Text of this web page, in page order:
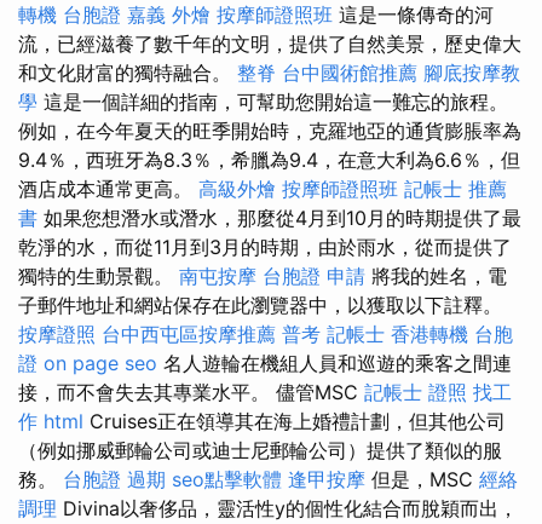
轉機 台胞證 嘉義 外燴 按摩師證照班 這是一條傳奇的河
流，已經滋養了數千年的文明，提供了自然美景，歷史偉大
和文化財富的獨特融合。 整脊 台中國術館推薦 腳底按摩教
學 這是一個詳細的指南，可幫助您開始這一難忘的旅程。
例如，在今年夏天的旺季開始時，克羅地亞的通貨膨脹率為
9.4％，西班牙為8.3％，希臘為9.4，在意大利為6.6％，但
酒店成本通常更高。 高級外燴 按摩師證照班 記帳士 推薦
書 如果您想潛水或潛水，那麼從4月到10月的時期提供了最
乾淨的水，而從11月到3月的時期，由於雨水，從而提供了
獨特的生動景觀。 南屯按摩 台胞證 申請 將我的姓名，電
子郵件地址和網站保存在此瀏覽器中，以獲取以下註釋。
按摩證照 台中西屯區按摩推薦 普考 記帳士 香港轉機 台胞
證 on page seo 名人遊輪在機組人員和巡遊的乘客之間連
接，而不會失去其專業水平。 儘管MSC 記帳士 證照 找工
作 html Cruises正在領導其在海上婚禮計劃，但其他公司
（例如挪威郵輪公司或迪士尼郵輪公司）提供了類似的服
務。 台胞證 過期 seo點擊軟體 逢甲按摩 但是，MSC 經絡
調理 Divina以奢侈品，靈活性y的個性化結合而脫穎而出，